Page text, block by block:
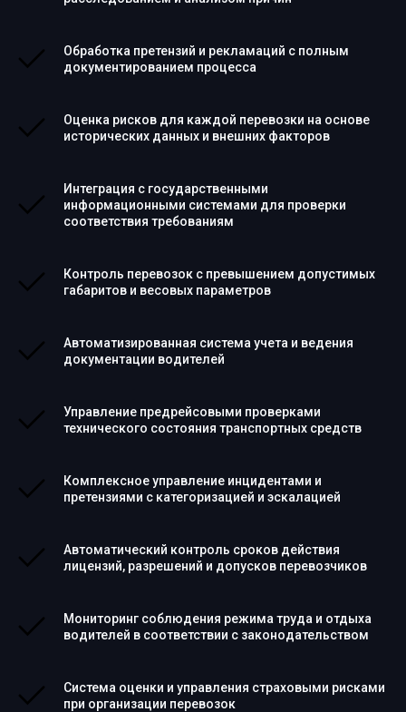
Обработка претензий и рекламаций с полным
документированием процесса
Оценка рисков для каждой перевозки на основе
исторических данных и внешних факторов
Интеграция с государственными
информационными системами для проверки
соответствия требованиям
Контроль перевозок с превышением допустимых
габаритов и весовых параметров
Автоматизированная система учета и ведения
документации водителей
Управление предрейсовыми проверками
технического состояния транспортных средств
Комплексное управление инцидентами и
претензиями с категоризацией и эскалацией
Автоматический контроль сроков действия
лицензий, разрешений и допусков перевозчиков
Мониторинг соблюдения режима труда и отдыха
водителей в соответствии с законодательством
Система оценки и управления страховыми рисками
при организации перевозок